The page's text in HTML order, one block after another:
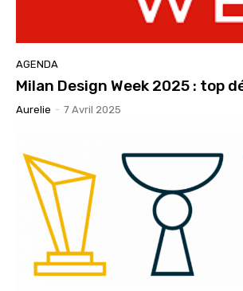
AGENDA
Milan Design Week 2025 : top
Aurelie - 7 Avril 2025